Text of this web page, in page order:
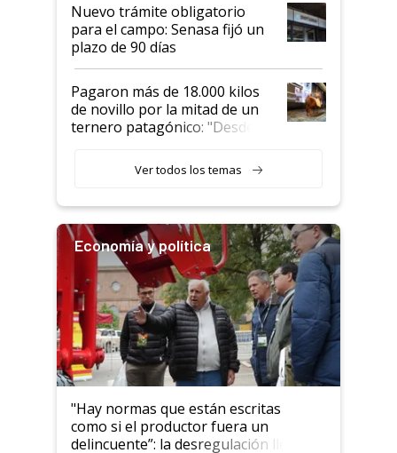
Nuevo trámite obligatorio
para el campo: Senasa fijó un
plazo de 90 días
Pagaron más de 18.000 kilos
de novillo por la mitad de un
ternero patagónico: "Desde
llamar la atención"
Ver todos los temas
Economía y política
"Hay normas que están escritas
como si el productor fuera un
delincuente”: la desregulación llegó